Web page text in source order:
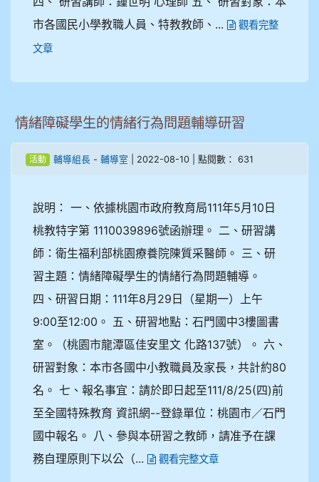
市各國民小學教職人員、特教教師、...
觀看完整
文章
情緒障礙學生的情緒行為問題輔導研習
活動 輔導組長 - 輔導室 | 2022-08-10 | 點閱數： 631
說明： 一、依據桃園市政府教育局111年5月10日
桃教特字第 1110039896號函辦理。 二、研習講
師：衛生福利部桃園療養院陳質采醫師。 三、研
習主題：情緒障礙學生的情緒行為問題輔導。
四、研習日期：111年8月29日（星期一）上午
9:00至12:00。 五、研習地點：石門國中3樓圖書
室。（桃園市龍潭區佳安里文 化路137號）。 六、
研習對象：本市各國中小教職員及家長，共計約80
名。 七、報名事宜：請於即日起至111/8/25(四)前
至全國特殊教育 資訊網--登錄單位：桃園市／石門
國中報名。 八、參與本研習之教師，請准予在課
務自理原則下以公（...
觀看完整文章